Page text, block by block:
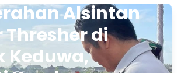
Alsintan
Thresher di
Keduwa,